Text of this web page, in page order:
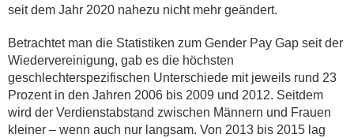
seit dem Jahr 2020 nahezu nicht mehr geändert.
Betrachtet man die Statistiken zum Gender Pay Gap seit der
Wiedervereinigung, gab es die höchsten
geschlechterspezifischen Unterschiede mit jeweils rund 23
Prozent in den Jahren 2006 bis 2009 und 2012. Seitdem
wird der Verdienstabstand zwischen Männern und Frauen
kleiner – wenn auch nur langsam. Von 2013 bis 2015 lag